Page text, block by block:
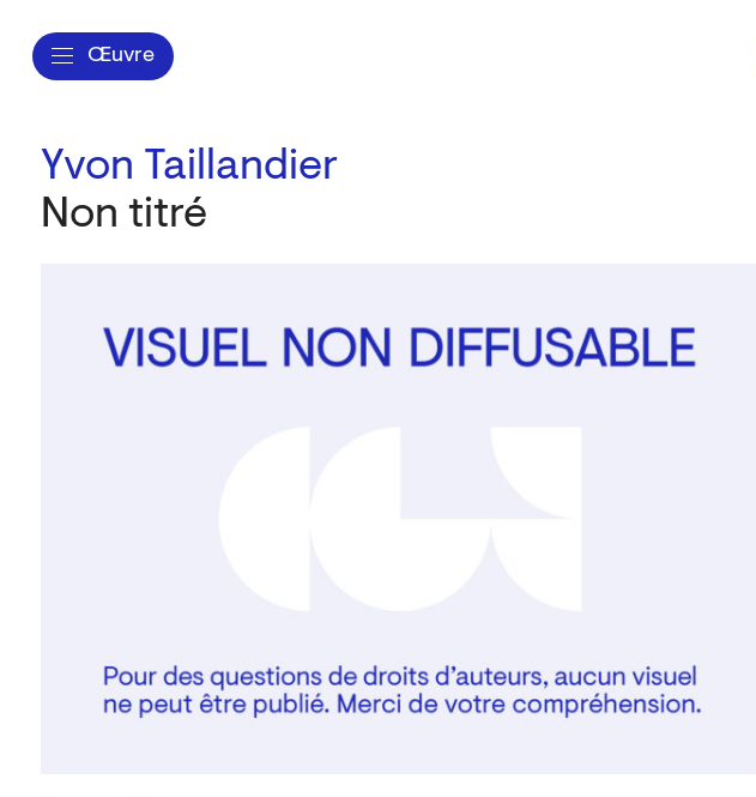
Œuvre
Yvon Taillandier
Non titré